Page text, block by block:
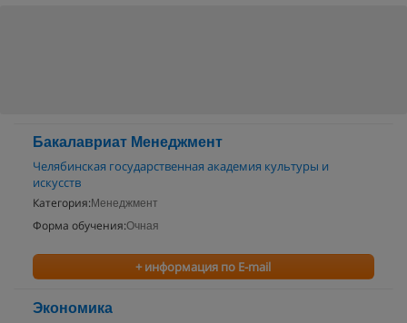
Бакалавриат Менеджмент
Челябинская государственная академия культуры и
искусств
Категория: Менеджмент
Форма обучения:Очная
+ информация по E-mail
Экономика